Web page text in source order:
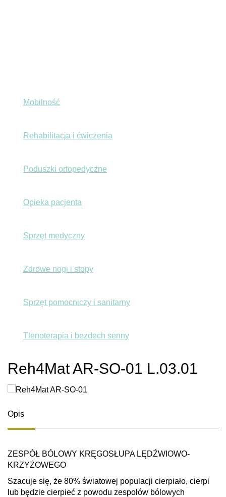
Mobilność
Rehabilitacja i ćwiczenia
Poduszki ortopedyczne
Opieka pacjenta
Sprzęt medyczny
Zdrowe nogi i stopy
Sprzęt pomocniczy i sanitarny
Tlenoterapia i bezdech senny
Reh4Mat AR-SO-01 L.03.01
Opis
ZESPÓŁ BÓLOWY KRĘGOSŁUPA LĘDŹWIOWO-
KRZYŻOWEGO
Szacuje się, że 80% światowej populacji cierpiało, cierpi
lub będzie cierpieć z powodu zespołów bólowych